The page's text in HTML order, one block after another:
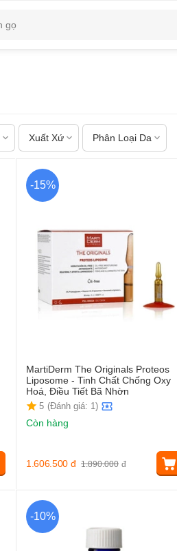
Xuất Xứ Phân Loại Da
-15%
MartiDerm The Originals Proteos
Liposome - Tinh Chất Chống Oxy
Hoá, Điều Tiết Bã Nhờn
5 (Đánh giá: 1)
Còn hàng
1.890.000 đ
1.606.500 đ
-10%